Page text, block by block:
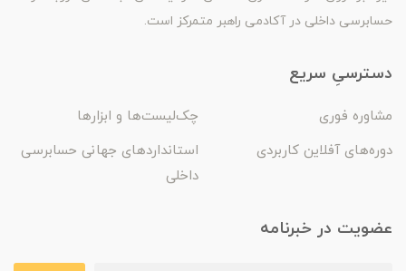
حسابرسی داخلی در آکادمی راهبر متمرکز است.
دسترسیِ سریع
مشاوره فوری
چک‌لیست‌ها و ابزارها
دوره‌های آفلاین کاربردی
استانداردهای جهانی حسابرسی
داخلی
عضویت در خبرنامه